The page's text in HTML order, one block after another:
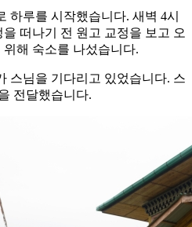
하루를 시작했습니다. 새벽 4시
떠나기 전 원고 교정을 보고 오
해 숙소를 나섰습니다.
스님을 기다리고 있었습니다. 스
전달했습니다.